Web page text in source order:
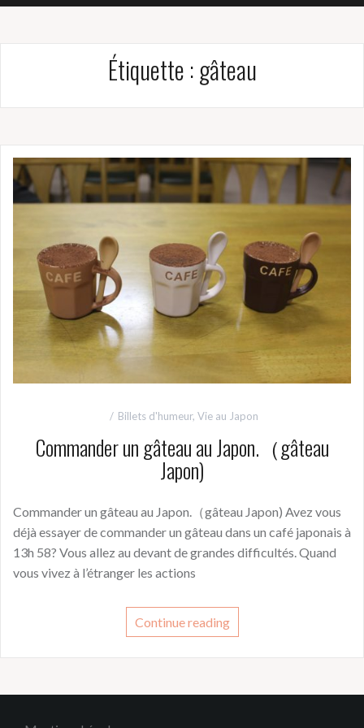
Étiquette :gâteau
Billets d'humeur, Vie au Japon
Commander un gâteau au Japon.（gâteau
Japon)
Commander un gâteau au Japon.（gâteau Japon) Avez vous
déjà essayer de commander un gâteau dans un café japonais à
13h 58? Vous allez au devant de grandes difficultés. Quand
vous vivez à l’étranger les actions
Continue reading